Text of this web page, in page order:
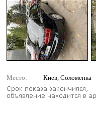
Место: Киев, Соломенка